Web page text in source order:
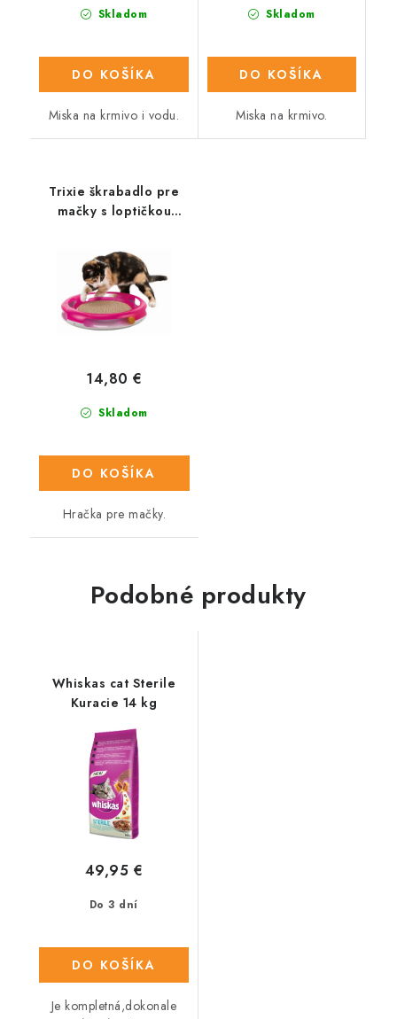
Skladom
DO KOŠÍKA
Miska na krmivo i vodu.
Skladom
DO KOŠÍKA
Miska na krmivo.
Trixie škrabadlo pre
mačky s loptičkou
Skladom
14,80 €
DO KOŠÍKA
Hračka pre mačky.
Podobné produkty
Whiskas cat Sterile
Kuracie 14 kg
Do 3 dní
49,95 €
DO KOŠÍKA
Je kompletná,dokonale